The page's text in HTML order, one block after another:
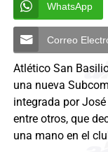
WhatsApp
Correo
Atlético San
una nueva
integrada por
entre otros, que
una mano en el